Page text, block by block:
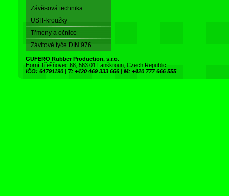
Závěsová technika
USIT-kroužky
Třmeny a očnice
Závitové tyče DIN 976
GUFERO Rubber Production, s.r.o.
Horní Třešňovec 68, 563 01 Lanškroun, Czech Republic
IČO: 64791190 | T: +420 469 333 666 | M: +420 777 666 555